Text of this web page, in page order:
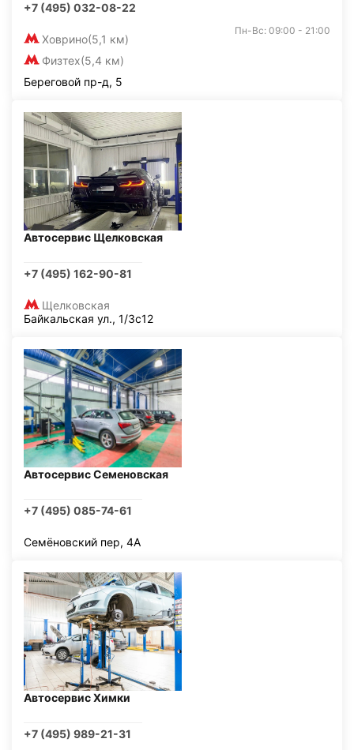
+7 (495) 032-08-22
Ховрино(5,1 км)
Физтех(5,4 км)
Пн-Вс: 09:00 - 21:00
Береговой пр-д, 5
Автосервис Щелковская
+7 (495) 162-90-81
Щелковская
Байкальская ул., 1/3с12
Автосервис Семеновская
+7 (495) 085-74-61
Семёновский пер, 4А
Автосервис Химки
+7 (495) 989-21-31